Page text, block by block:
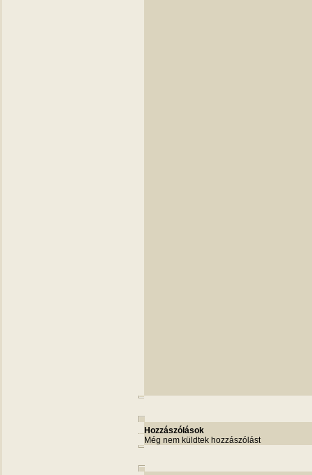
Hozzászólások
Még nem küldtek hozzászólást